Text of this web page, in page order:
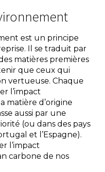
est un principe
Il se traduit par
matières premières
que ceux qui
vertueuse. Chaque
l’impact
matière d’origine
aussi par une
(ou dans des pays
et l’Espagne).
l’impact
carbone de nos